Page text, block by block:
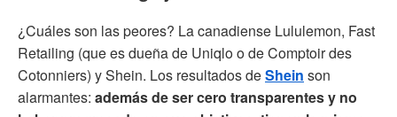
¿Cuáles son las peores? La canadiense Lululemon, Fast
Retailing (que es dueña de Uniqlo o de Comptoir des
Cotonniers) y Shein. Los resultados deShein son
alarmantes: además de ser cero transparentes y no